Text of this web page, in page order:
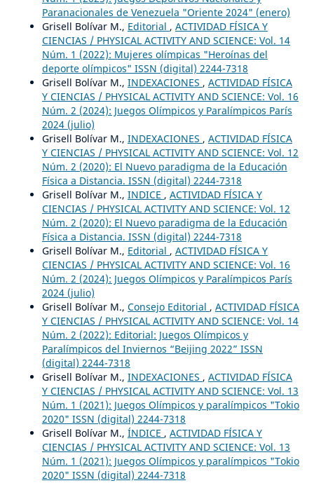
Paranacionales de Venezuela "Oriente 2024" (enero)
Grisell Bolívar M., Editorial , ACTIVIDAD FÍSICA Y
CIENCIAS / PHYSICAL ACTIVITY AND SCIENCE: Vol. 14
Núm. 1 (2022): Mujeres olímpicas "Heroínas del
deporte olímpicos" ISSN (digital) 2244-7318
Grisell Bolívar M., INDEXACIONES , ACTIVIDAD FÍSICA
Y CIENCIAS / PHYSICAL ACTIVITY AND SCIENCE: Vol. 16
Núm. 2 (2024): Juegos Olímpicos y Paralímpicos París
2024 (julio)
Grisell Bolívar M., INDEXACIONES , ACTIVIDAD FÍSICA
Y CIENCIAS / PHYSICAL ACTIVITY AND SCIENCE: Vol. 12
Núm. 2 (2020): El Nuevo paradigma de la Educación
Física a Distancia. ISSN (digital) 2244-7318
Grisell Bolívar M., INDICE , ACTIVIDAD FÍSICA Y
CIENCIAS / PHYSICAL ACTIVITY AND SCIENCE: Vol. 12
Núm. 2 (2020): El Nuevo paradigma de la Educación
Física a Distancia. ISSN (digital) 2244-7318
Grisell Bolívar M., Editorial , ACTIVIDAD FÍSICA Y
CIENCIAS / PHYSICAL ACTIVITY AND SCIENCE: Vol. 16
Núm. 2 (2024): Juegos Olímpicos y Paralímpicos París
2024 (julio)
Grisell Bolívar M., Consejo Editorial , ACTIVIDAD FÍSICA
Y CIENCIAS / PHYSICAL ACTIVITY AND SCIENCE: Vol. 14
Núm. 2 (2022): Editorial: Juegos Olímpicos y
Paralímpicos del Inviernos “Beijing 2022” ISSN
(digital) 2244-7318
Grisell Bolívar M., INDEXACIONES , ACTIVIDAD FÍSICA
Y CIENCIAS / PHYSICAL ACTIVITY AND SCIENCE: Vol. 13
Núm. 1 (2021): Juegos Olímpicos y paralímpicos "Tokio
2020" ISSN (digital) 2244-7318
Grisell Bolívar M., ÍNDICE , ACTIVIDAD FÍSICA Y
CIENCIAS / PHYSICAL ACTIVITY AND SCIENCE: Vol. 13
Núm. 1 (2021): Juegos Olímpicos y paralímpicos "Tokio
2020" ISSN (digital) 2244-7318